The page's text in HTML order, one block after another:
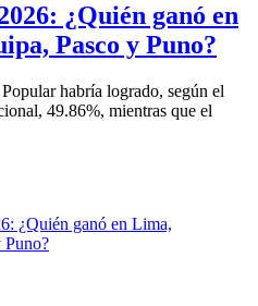
¿Quién ganó en
Pasco y Puno?
habría logrado, según el
49.86%, mientras que el